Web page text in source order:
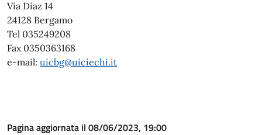
Via Diaz 14
24128 Bergamo
Tel 035249208
Fax 0350363168
e-mail: uicbg@uiciechi.it
Pagina aggiornata il 08/06/2023, 19:00